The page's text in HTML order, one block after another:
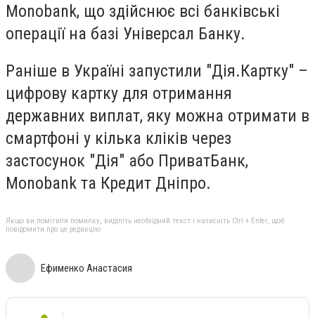
Monobank, що здійснює всі банківські
операції на базі Універсал Банку.
Раніше в Україні запустили "Дія.Картку" –
цифрову картку для отримання
державних виплат, яку можна отримати в
смартфоні у кілька кліків через
застосунок "Дія" або ПриватБанк,
Monobank та Кредит Дніпро.
Якщо ви помітили помилку, виділіть необхідний текст і натисніть Ctrl + Enter, щоб
повідомити про це редакцію
Ефименко Анастасия